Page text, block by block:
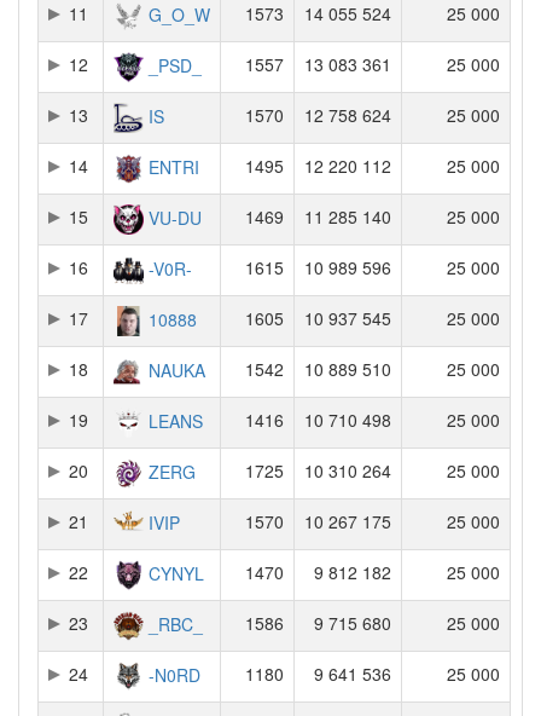
11 G_O_W 1573 14 055 524 25 000
12 _PSD_ 1557 13 083 361 25 000
13 IS 1570 12 758 624 25 000
14 ENTRI 1495 12 220 112 25 000
15 VU-DU 1469 11 285 140 25 000
16 -V0R- 1615 10 989 596 25 000
17 10888 1605 10 937 545 25 000
18 NAUKA 1542 10 889 510 25 000
19 LEANS 1416 10 710 498 25 000
20 ZERG 1725 10 310 264 25 000
21 IVIP 1570 10 267 175 25 000
22 CYNYL 1470 9 812 182 25 000
23 _RBC_ 1586 9 715 680 25 000
24 -N0RD 1180 9 641 536 25 000